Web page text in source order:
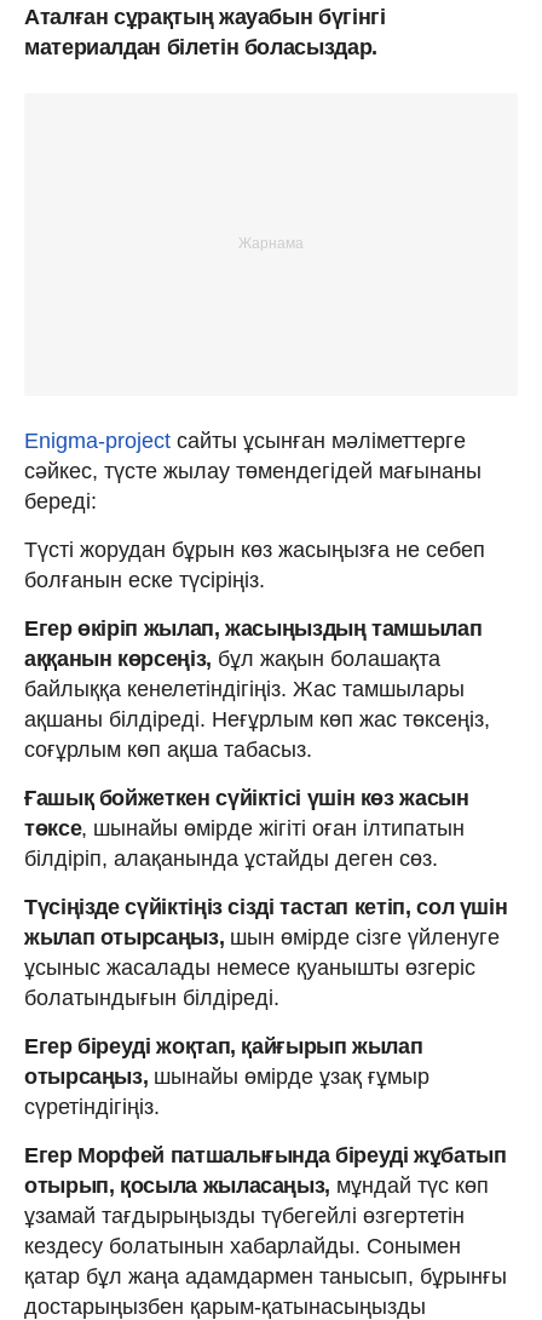
Аталған сұрақтың жауабын бүгінгі
материалдан білетін боласыздар.
Еnigma-project сайты ұсынған мәліметтерге
сәйкес, түсте жылау төмендегідей мағынаны
береді:
Түсті жорудан бұрын көз жасыңызға не себеп
болғанын еске түсіріңіз.
Егер өкіріп жылап, жасыңыздың тамшылап
аққанын көрсеңіз, бұл жақын болашақта
байлыққа кенелетіндігіңіз. Жас тамшылары
ақшаны білдіреді. Неғұрлым көп жас төксеңіз,
соғұрлым көп ақша табасыз.
Ғашық бойжеткен сүйіктісі үшін көз жасын
төксе, шынайы өмірде жігіті оған ілтипатын
білдіріп, алақанында ұстайды деген сөз.
Түсіңізде сүйіктіңіз сізді тастап кетіп, сол үшін
жылап отырсаңыз, шын өмірде сізге үйленуге
ұсыныс жасалады немесе қуанышты өзгеріс
болатындығын білдіреді.
Егер біреуді жоқтап, қайғырып жылап
отырсаңыз, шынайы өмірде ұзақ ғұмыр
сүретіндігіңіз.
Егер Морфей патшалығында біреуді жұбатып
отырып, қосыла жыласаңыз, мұндай түс көп
ұзамай тағдырыңызды түбегейлі өзгертетін
кездесу болатынын хабарлайды. Сонымен
қатар бұл жаңа адамдармен танысып, бұрынғы
достарыңызбен қарым-қатынасыңызды